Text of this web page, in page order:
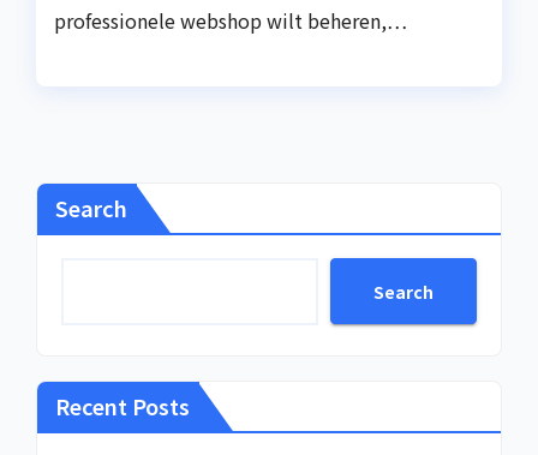
professionele webshop wilt beheren,…
Search
Search
Recent Posts